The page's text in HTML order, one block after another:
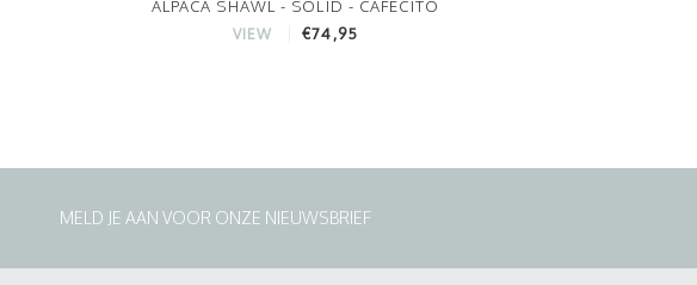
ALPACA SHAWL - SOLID - CAFECITO
VIEW €74,95
MELD JE AAN VOOR ONZE NIEUWSBRIEF